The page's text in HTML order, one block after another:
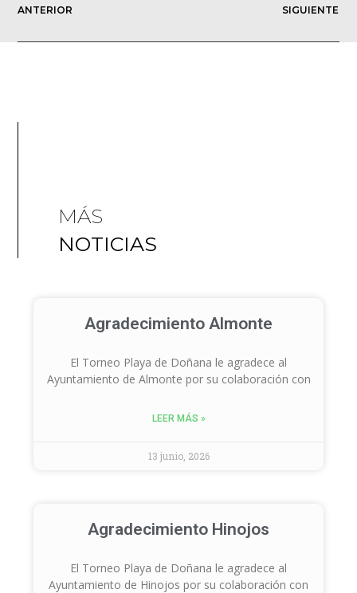
ANTERIOR SIGUIENTE
MÁS
NOTICIAS
Agradecimiento Almonte
El Torneo Playa de Doñana le agradece al
Ayuntamiento de Almonte por su colaboración con
LEER MÁS »
13 junio, 2026
Agradecimiento Hinojos
El Torneo Playa de Doñana le agradece al
Ayuntamiento de Hinojos por su colaboración con